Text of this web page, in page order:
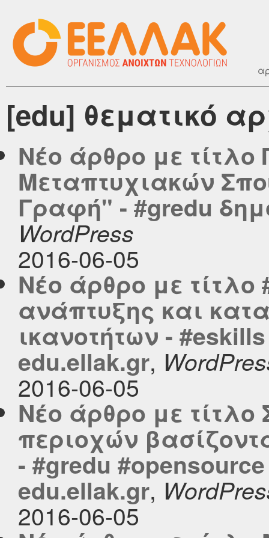
[edu] θεματικό
Νέο άρθρο με
Μεταπτυχιακών
Γραφή" - #gredu
WordPress
2016-06-05
Νέο άρθρο με τίτλο
ανάπτυξης και
ικανοτήτων -
edu.ellak.gr,
2016-06-05
Νέο άρθρο με
περιοχών
- #gredu
edu.ellak.gr,
2016-06-05